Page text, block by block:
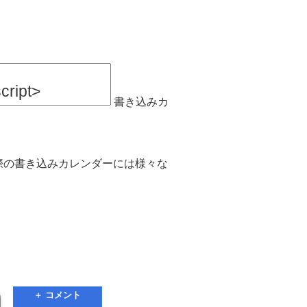
書き込みカ
書き込みカレンダーには様々な
＋ コメント